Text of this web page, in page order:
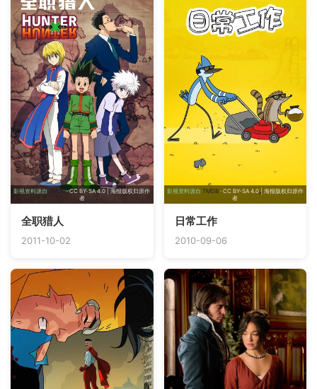
影视资料源自 TMDB· CC BY-SA 4.0 | 海报版权归原作
者
全职猎人
2011-10-02
影视资料源自 TMDB· CC BY-SA 4.0 | 海报版权归原作
者
日常工作
2010-09-06